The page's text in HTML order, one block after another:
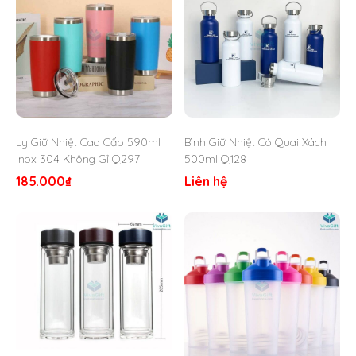
Khối lượng: 200gram
Đóng gói: 1 bình/1 túi OPP. 96 bình/ thùng master.
Thương hiệu: OEM.
Sản xuất tại: Trung Quốc.
Ly Giữ Nhiệt Cao Cấp 590ml
Inox 304 Không Gỉ Q297
185.000₫
Bình Giữ Nhiệt Có Quai Xách
500ml Q128
Liên hệ